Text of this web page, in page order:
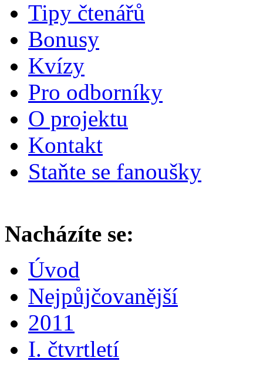
Tipy čtenářů
Bonusy
Kvízy
Pro odborníky
O projektu
Kontakt
Staňte se fanoušky
Nacházíte se:
Úvod
Nejpůjčovanější
2011
I. čtvrtletí